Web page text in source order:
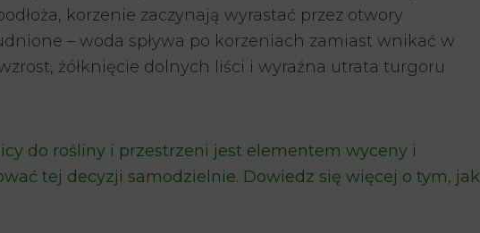
korzenie zaczynają wyrastać przez otwory
– woda spływa po korzeniach zamiast wnikać w
żółknięcie dolnych liści i wyraźna utrata turgoru
do rośliny i przestrzeni jest elementem wyceny i
tej decyzji samodzielnie. Dowiedz się więcej o tym, jak